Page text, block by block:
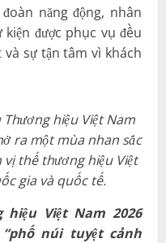
năng động, nhân
được phục vụ đều
sự tận tâm vì khách
hiệu Việt Nam
ra một mùa nhan sắc
thế thương hiệu Việt
gia và quốc tế.
hiệu Việt Nam 2026
núi tuyệt cảnh